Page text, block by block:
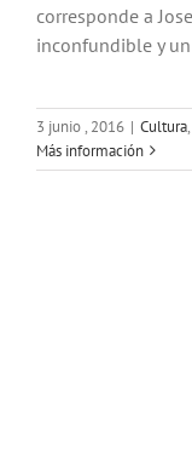
corresponde a
inconfundible y
3 junio , 2016 | Cultura,
Más información